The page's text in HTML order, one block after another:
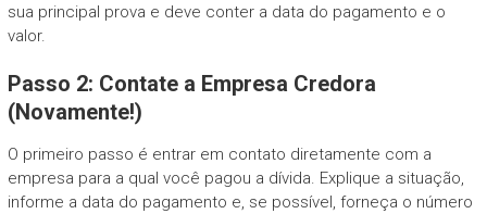
sua principal prova e deve conter a data do pagamento e o
valor.
Passo 2: Contate a Empresa Credora
(Novamente!)
O primeiro passo é entrar em contato diretamente com a
empresa para a qual você pagou a dívida. Explique a situação,
informe a data do pagamento e, se possível, forneça o número